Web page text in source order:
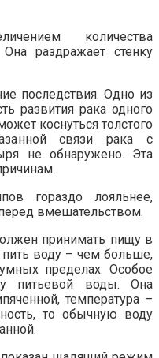
количества
раздражает стенку
последствия. Одно из
развития рака одного
коснуться толстого
связи рака с
не обнаружено. Эта
гораздо лояльнее,
вмешательством.
принимать пищу в
пить воду – чем больше,
пределах. Особое
питьевой воды. Она
температура –
то обычную воду